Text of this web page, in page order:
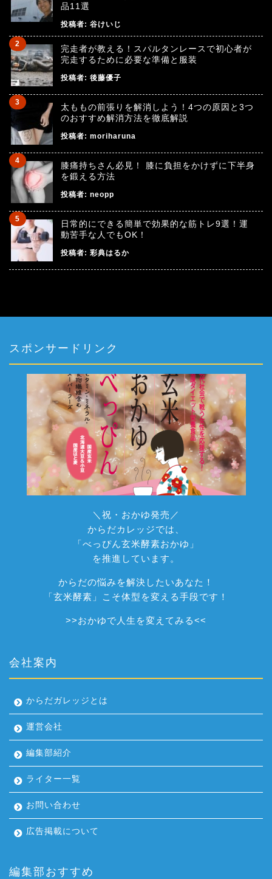
品11選
投稿者: 谷けいじ
完走者が教える！スパルタンレースで初心者が
完走するために必要な準備と服装
投稿者: 後藤優子
太ももの前張りを解消しよう！4つの原因と3つ
のおすすめ解消方法を徹底解説
投稿者: moriharuna
膝痛持ちさん必見！ 膝に負担をかけずに下半身
を鍛える方法
投稿者: neopp
日常的にできる簡単で効果的な筋トレ9選！運
動苦手な人でもOK！
投稿者: 彩典はるか
スポンサードリンク
＼祝・おかゆ発売／
からだカレッジでは、
「べっぴん玄米酵素おかゆ」
を推進しています。
からだの悩みを解決したいあなた！
「玄米酵素」こそ体型を変える手段です！
>>おかゆで人生を変えてみる<<
会社案内
からだガレッジとは
運営会社
編集部紹介
ライター一覧
お問い合わせ
広告掲載について
編集部おすすめ